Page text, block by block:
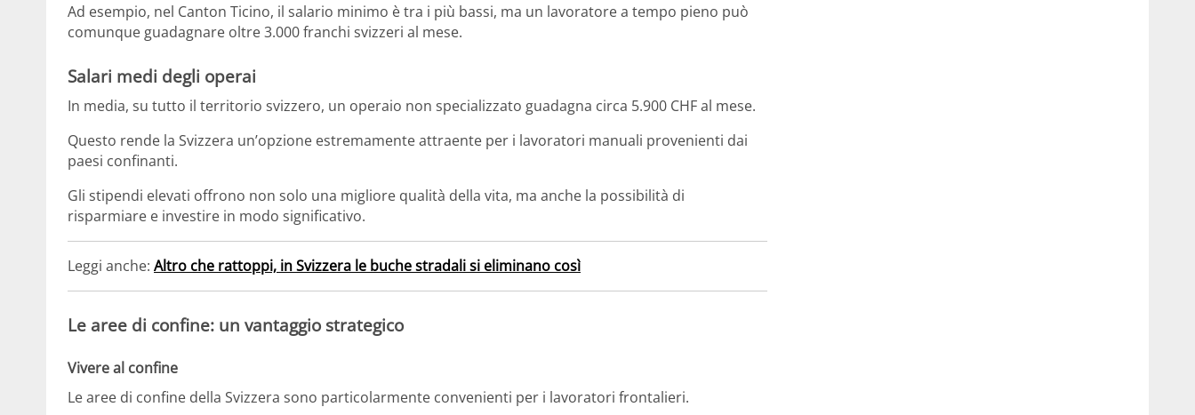
Ad esempio, nel Canton Ticino, il salario minimo è tra i più bassi, ma un lavoratore a tempo pieno può
comunque guadagnare oltre 3.000 franchi svizzeri al mese​.
Salari medi degli operai
In media, su tutto il territorio svizzero, un operaio non specializzato guadagna circa 5.900 CHF al mese.
Questo rende la Svizzera un’opzione estremamente attraente per i lavoratori manuali provenienti dai
paesi confinanti.
Gli stipendi elevati offrono non solo una migliore qualità della vita, ma anche la possibilità di
risparmiare e investire in modo significativo​.
Leggi anche: Altro che rattoppi, in Svizzera le buche stradali si eliminano così
Le aree di confine: un vantaggio strategico
Vivere al confine
Le aree di confine della Svizzera sono particolarmente convenienti per i lavoratori frontalieri.